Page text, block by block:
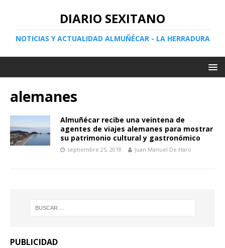
DIARIO SEXITANO
NOTICIAS Y ACTUALIDAD ALMUÑÉCAR - LA HERRADURA
alemanes
Almuñécar recibe una veintena de
agentes de viajes alemanes para mostrar
su patrimonio cultural y gastronómico
septiembre 25, 2018 Juan Manuel De Haro
PUBLICIDAD